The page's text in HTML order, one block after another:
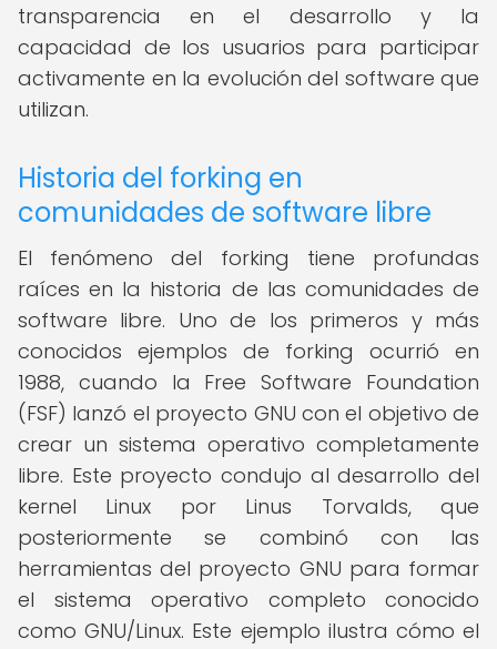
transparencia en el desarrollo y la
capacidad de los usuarios para participar
activamente en la evolución del software que
utilizan.
Historia del forking en
comunidades de software libre
El fenómeno del forking tiene profundas
raíces en la historia de las comunidades de
software libre. Uno de los primeros y más
conocidos ejemplos de forking ocurrió en
1988, cuando la Free Software Foundation
(FSF) lanzó el proyecto GNU con el objetivo de
crear un sistema operativo completamente
libre. Este proyecto condujo al desarrollo del
kernel Linux por Linus Torvalds, que
posteriormente se combinó con las
herramientas del proyecto GNU para formar
el sistema operativo completo conocido
como GNU/Linux. Este ejemplo ilustra cómo el